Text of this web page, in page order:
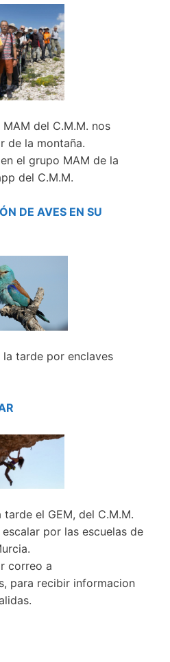
del C.M.M. nos
de la montaña.
el grupo MAM de la
del C.M.M.
DE AVES EN SU
tarde por enclaves
tarde el GEM, del C.M.M.
por las escuelas de
correo a
para recibir informacion